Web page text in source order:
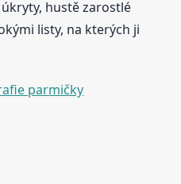
hustě zarostlé
listy, na kterých ji
parmičky